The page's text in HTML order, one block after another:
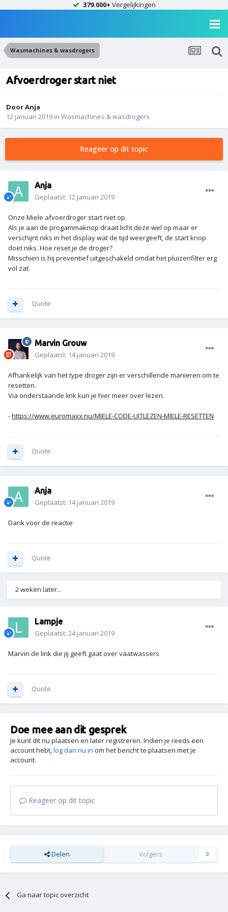
379.000+ Vergelijkingen
Wasmachines & wasdrogers
Afvoerdroger start niet
DoorAnja
12 januari 2019 in Wasmachines & wasdrogers
Reageer op dit topic
Anja
Geplaatst: 12 januari 2019
Onze Miele afvoerdroger start niet op.
Als je aan de progammaknop draait licht deze wel op maar er
verschijnt niks in het display wat de tijd weergeeft, de start knop
doet niks. Hoe reset je de droger?
Misschien is hij preventief uitgeschakeld omdat het pluizenfilter erg
vol zat.
Quote
Marvin Grouw
Geplaatst: 14 januari 2019
Afhankelijk van het type droger zijn er verschillende manieren om te
resetten.
Via onderstaande link kun je hier meer over lezen.
-https://www.euromaxx.nu/MIELE-CODE-UITLEZEN-MIELE-RESETTEN
Quote
Anja
Geplaatst: 14 januari 2019
Dank voor de reactie
Quote
2 weken later...
Lampje
Geplaatst: 24 januari 2019
Marvin de link die jij geeft gaat over vaatwassers
Quote
Doe mee aan dit gesprek
Je kunt dit nu plaatsen en later registreren. Indien je reeds een
account hebt,log dan nu in om het bericht te plaatsen met je
account.
Reageer op dit topic
Delen Volgers 0
Ga naar topic overzicht